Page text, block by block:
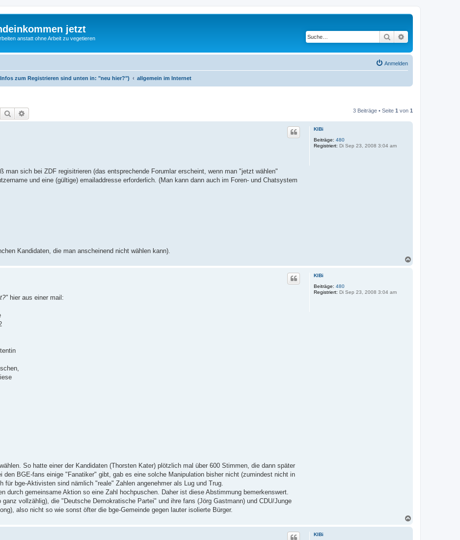
jetzt
anstatt ohne Arbeit zu vegetieren Suche
Anmelden
zum Registrieren sind unten in: "neu hier?") allgemein im Internet
Suche 3 Beiträge • Seite 1 von 1
KlBi
Beiträge: 480
Registriert: Di Sep 23, 2008 3:04 am
man sich bei ZDF regisitrieren (das entsprechende Forumlar erscheint, wenn man "jetzt wählen"
und eine (gültige) emailaddresse erforderlich. (Man kann dann auch im Foren- und Chatsystem
Kandidaten, die man anscheinend nicht wählen kann).
KlBi
Beiträge: 480
Registriert: Di Sep 23, 2008 3:04 am
hier aus einer mail:
So hatte einer der Kandidaten (Thorsten Kater) plötzlich mal über 600 Stimmen, die dann später
den BGE-fans einige "Fanatiker" gibt, gab es eine solche Manipulation bisher nicht (zumindest nicht in
bge-Aktivisten sind nämlich "reale" Zahlen angenehmer als Lug und Trug.
durch gemeinsame Aktion so eine Zahl hochpuschen. Daher ist diese Abstimmung bemerkenswert.
vollzählig), die "Deutsche Demokratische Partei" und ihre fans (Jörg Gastmann) und CDU/Junge
also nicht so wie sonst öfter die bge-Gemeinde gegen lauter isolierte Bürger.
KlBi